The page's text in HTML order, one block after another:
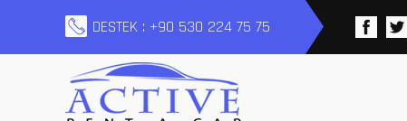
DESTEK : +90 530 224 75 75